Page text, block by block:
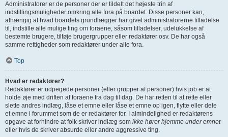
Administratorer er de personer der er tildelt det højeste trin af
indstillingsmuligheder omkring alle fora på boardet. Disse personer kan,
afhængig af hvad boardets grundlægger har givet administratorerne tilladelse
til, indstille alle mulige ting om foraene, såsom tilladelser, udelukkelse af
bestemte brugere, tilføje brugergrupper eller redaktører osv. De har også
samme rettigheder som redaktører under alle fora.
Top
Hvad er redaktører?
Redaktører er udpegede personer (eller grupper af personer) hvis job er at
holde øje med driften af foraene fra dag til dag. De har retten til at rette eller
slette andres indlæg, låse et emne eller låse et emne op igen, flytte eller dele
et emne i forummet som de er redaktører for. I almindelighed er redaktørens
opgave at forhindre at folk skriver indlæg som ikke hører hjemme under emnet
eller hvis de skriver absurde eller andre aggressive ting.